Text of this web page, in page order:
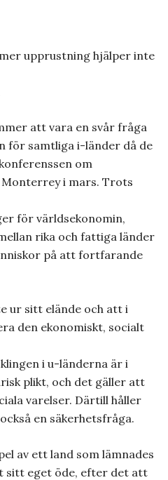
upprustning hjälper inte
att vara en svår fråga
för samtliga i-länder då de
om
i mars. Trots
för världsekonomin,
rika och fattiga länder
på att fortfarande
ur sitt elände och att i
den ekonomiskt, socialt
i u-länderna är i
plikt, och det gäller att
varelser. Därtill håller
en säkerhetsfråga.
av ett land som lämnades
sitt eget öde, efter det att